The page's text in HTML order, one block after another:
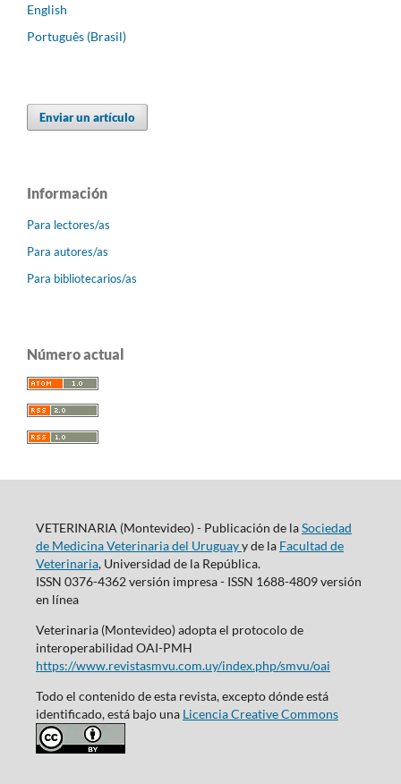
English
Português (Brasil)
Enviar un artículo
Información
Para lectores/as
Para autores/as
Para bibliotecarios/as
Número actual
VETERINARIA (Montevideo) - Publicación de laSociedad
de Medicina Veterinaria del Uruguayy de la Facultad de
Veterinaria, Universidad de la República.
ISSN 0376-4362 versión impresa - ISSN 1688-4809 versión
en línea
Veterinaria (Montevideo) adopta el protocolo de
interoperabilidad OAI-PMH
https://www.revistasmvu.com.uy/index.php/smvu/oai
Todo el contenido de esta revista, excepto dónde está
identificado, está bajo una Licencia Creative Commons